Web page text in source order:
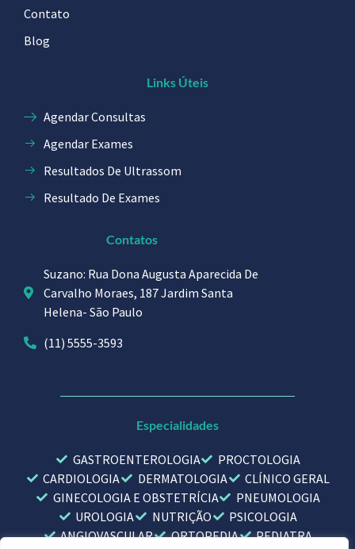
Contato
Blog
Links Úteis
Agendar Consultas
Agendar Exames
Resultados De Ultrassom
Resultado De Exames
Contatos
Suzano: Rua Dona Augusta Aparecida De
Carvalho Moraes, 187 Jardim Santa
Helena- São Paulo
(11) 5555-3593
Especialidades
GASTROENTEROLOGIA
PROCTOLOGIA
CARDIOLOGIA
DERMATOLOGIA
CLÍNICO GERAL
GINECOLOGIA E OBSTETRÍCIA
PNEUMOLOGIA
UROLOGIA
NUTRIÇÃO
PSICOLOGIA
ANGIOVASCULAR
ORTOPEDIA
PEDIATRA